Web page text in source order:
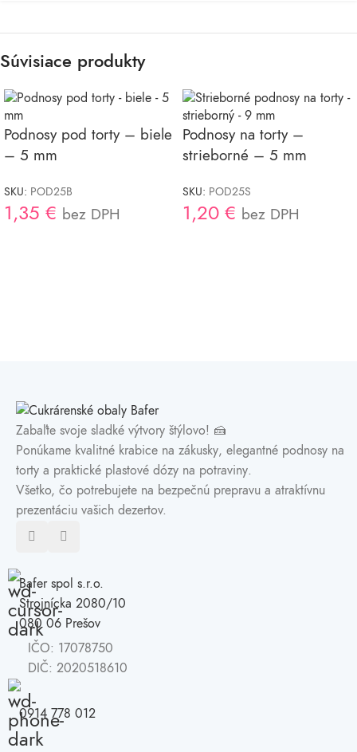
Súvisiace produkty
Podnosy pod torty – biele
– 5 mm
SKU: POD25B
1,35 € bez DPH
Podnosy na torty –
strieborné – 5 mm
SKU: POD25S
1,20 € bez DPH
Zabaľte svoje sladké výtvory štýlovo! 🍰
Ponúkame kvalitné krabice na zákusky, elegantné podnosy na
torty a praktické plastové dózy na potraviny.
Všetko, čo potrebujete na bezpečnú prepravu a atraktívnu
prezentáciu vašich dezertov.
Bafer spol s.r.o.
Strojnícka 2080/10
080 06 Prešov
IČO: 17078750
DIČ: 2020518610
0914 778 012